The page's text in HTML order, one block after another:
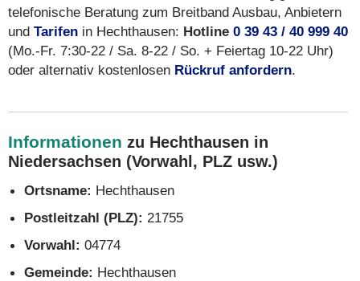
telefonische Beratung zum Breitband Ausbau, Anbietern
und Tarifen in Hechthausen: Hotline 0 39 43 / 40 999 40
(Mo.-Fr. 7:30-22 / Sa. 8-22 / So. + Feiertag 10-22 Uhr)
oder alternativ kostenlosen Rückruf anfordern.
Informationen zu Hechthausen in
Niedersachsen (Vorwahl, PLZ usw.)
Ortsname: Hechthausen
Postleitzahl (PLZ): 21755
Vorwahl: 04774
Gemeinde: Hechthausen